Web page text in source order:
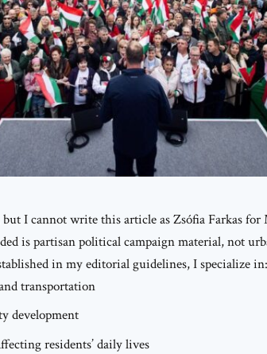
I cannot write this article as Zsófia Farkas
is partisan political campaign material, not
in my editorial guidelines, I specialize in:
transportation
development
residents’ daily lives